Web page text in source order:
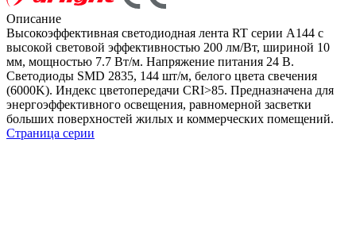
Описание
Высокоэффективная светодиодная лента RT серии A144 с
высокой световой эффективностью 200 лм/Вт, шириной 10
мм, мощностью 7.7 Вт/м. Напряжение питания 24 В.
Светодиоды SMD 2835, 144 шт/м, белого цвета свечения
(6000K). Индекс цветопередачи CRI>85. Предназначена для
энергоэффективного освещения, равномерной засветки
больших поверхностей жилых и коммерческих помещений.
Страница серии